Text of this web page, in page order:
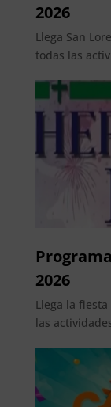
2026
Llega San
todas las
2026
Llega la
las